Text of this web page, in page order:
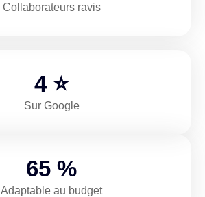
Collaborateurs ravis
5 ⭐
Sur Google
91 %
Adaptable au budget